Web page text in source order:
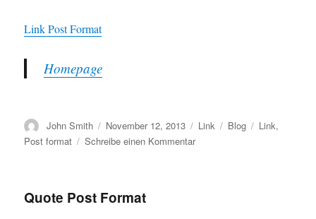
Link Post Format
Homepage
Autor
John Smith
Veröffentlicht
am
November 12, 2013 Format
Link Kategorien
Blog Schlagwörter
Link,
Post format
Schreibe einen Kommentarzu
Quote Post Format